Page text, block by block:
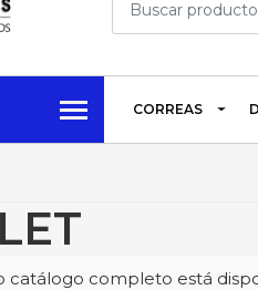
CORREAS
catálogo completo está